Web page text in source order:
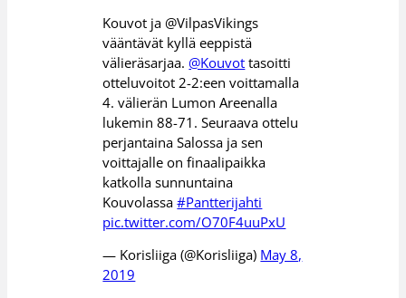
Kouvot ja @VilpasVikings
vääntävät kyllä eeppistä
välieräsarjaa.@Kouvot tasoitti
otteluvoitot 2-2:een voittamalla
4. välierän Lumon Areenalla
lukemin 88-71. Seuraava ottelu
perjantaina Salossa ja sen
voittajalle on finaalipaikka
katkolla sunnuntaina
Kouvolassa#Pantterijahti
pic.twitter.com/O70F4uuPxU
— Korisliiga (@Korisliiga) May 8,
2019